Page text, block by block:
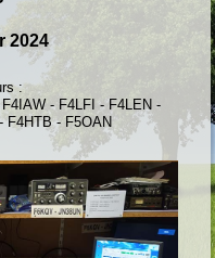
2024
:
- F4LFI - F4LEN -
F4HTB - F5OAN